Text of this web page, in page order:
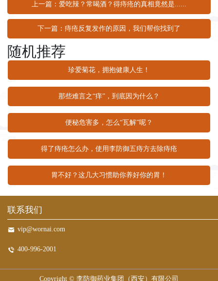
上一篇：爱吃辣？常喝酒？得痔疮的真相竟然是......
下一篇：痔疮反复发作的原因，我们帮你找到了
随机推荐
珍爱菊花，拥抱健康人生！
那些难言之“痒”，到底因为什么？
便秘危害多，怎么“瓦解”呢？
得了痔疮怎么办，使用李防御五痔方去除痔疮
胃不好？这几大习惯助你养好你的胃！
联系我们
vip@wornai.com
400-996-2001
Copyright © 李防御药业集团（西安）有限公司